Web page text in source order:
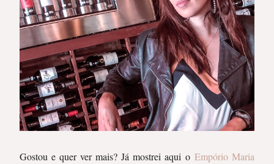
Gostou e quer ver mais? Já mostrei aqui o Empório Maria